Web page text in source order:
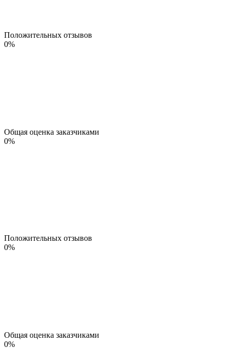
Положительных отзывов
0%
Общая оценка заказчиками
0%
Положительных отзывов
0%
Общая оценка заказчиками
0%